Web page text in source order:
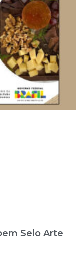
Selo Arte